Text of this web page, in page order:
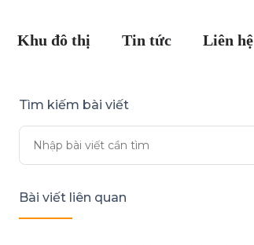
Khu đô thị Tin tức Liên hệ
Tìm kiếm bài viết
Bài viết liên quan